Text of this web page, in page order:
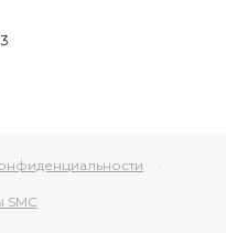
·
SMC